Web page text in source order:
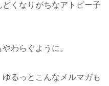
くなりがちなアトピー子
わらぐように。
るっとこんなメルマガも